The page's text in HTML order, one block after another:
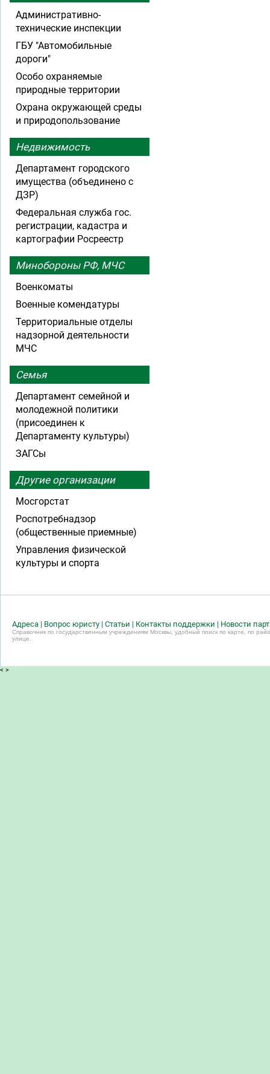
Административно-
технические инспекции
ГБУ "Автомобильные
дороги"
Особо охраняемые
природные территории
Охрана окружающей среды
и природопользование
Недвижимость
Департамент городского
имущества (объединено с
ДЗР)
Федеральная служба гос.
регистрации, кадастра и
картографии Росреестр
Минобороны РФ, МЧС
Военкоматы
Военные комендатуры
Территориальные отделы
надзорной деятельности
МЧС
Семья
Департамент семейной и
молодежной политики
(присоединен к
Департаменту культуры)
ЗАГСы
Другие организации
Мосгорстат
Роспотребнадзор
(общественные приемные)
Управления физической
культуры и спорта
Адреса | Вопрос юристу | Статьи | Контакты поддержки | Новости
Справочник по государственным учреждениям Москвы, удобный поиск по карте, по
улице.
< >